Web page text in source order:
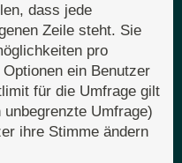
dass jede
Zeile steht. Sie
pro
ein Benutzer
für die Umfrage gilt
Umfrage)
ihre Stimme ändern